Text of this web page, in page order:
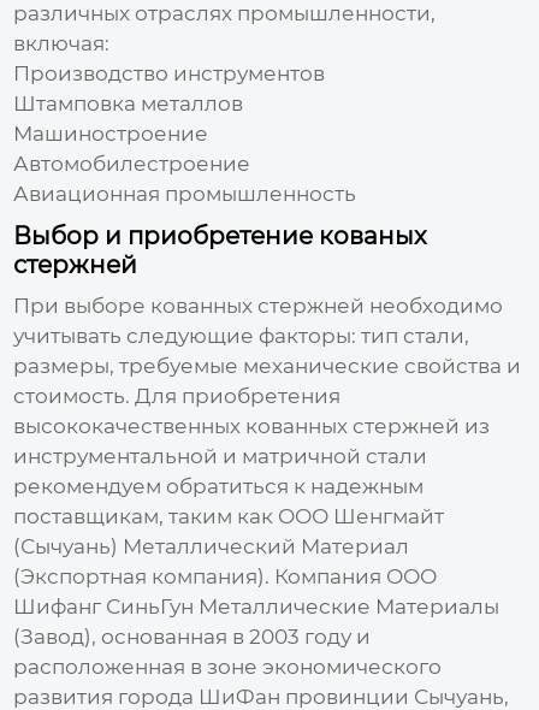
различных отраслях промышленности,
включая:
Производство инструментов
Штамповка металлов
Машиностроение
Автомобилестроение
Авиационная промышленность
Выбор и приобретение кованых
стержней
При выборе кованных стержней необходимо
учитывать следующие факторы: тип стали,
размеры, требуемые механические свойства и
стоимость. Для приобретения
высококачественных кованных стержней из
инструментальной и матричной стали
рекомендуем обратиться к надежным
поставщикам, таким как ООО Шенгмайт
(Сычуань) Металлический Материал
(Экспортная компания). Компания ООО
Шифанг СиньГун Металлические Материалы
(Завод), основанная в 2003 году и
расположенная в зоне экономического
развития города ШиФан провинции Сычуань,